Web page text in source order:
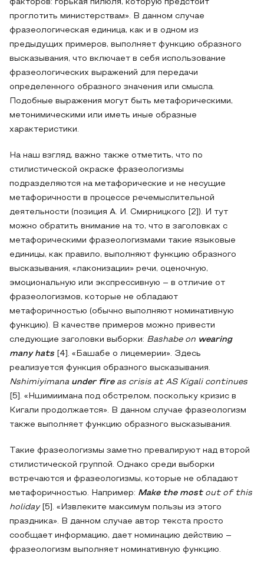
факторов: горькая пилюля, которую предстоит
проглотить министерствам». В данном случае
фразеологическая единица, как и в одном из
предыдущих примеров, выполняет функцию образного
высказывания, что включает в себя использование
фразеологических выражений для передачи
определенного образного значения или смысла.
Подобные выражения могут быть метафорическими,
метонимическими или иметь иные образные
характеристики.
На наш взгляд, важно также отметить, что по
стилистической окраске фразеологизмы
подразделяются на метафорические и не несущие
метафоричности в процессе речемыслительной
деятельности (позиция А. И. Смирницкого [2]). И тут
можно обратить внимание на то, что в заголовках с
метафорическими фразеологизмами такие языковые
единицы, как правило, выполняют функцию образного
высказывания, «лаконизации» речи, оценочную,
эмоциональную или экспрессивную – в отличие от
фразеологизмов, которые не обладают
метафоричностью (обычно выполняют номинативную
функцию). В качестве примеров можно привести
следующие заголовки выборки: Bashabe on wearing
many hats
[4]. «Башабе о лицемерии». Здесь
реализуется функция образного высказывания.
Nshimiyimana under fireas crisis at AS Kigali continues
[5]. «Ншимиимана под обстрелом, поскольку кризис в
Кигали продолжается». В данном случае фразеологизм
также выполняет функцию образного высказывания.
Такие фразеологизмы заметно превалируют над второй
стилистической группой. Однако среди выборки
встречаются и фразеологизмы, которые не обладают
метафоричностью. Например: Make the most out of this
holiday [5]. «Извлеките максимум пользы из этого
праздника». В данном случае автор текста просто
сообщает информацию, дает номинацию действию –
фразеологизм выполняет номинативную функцию.